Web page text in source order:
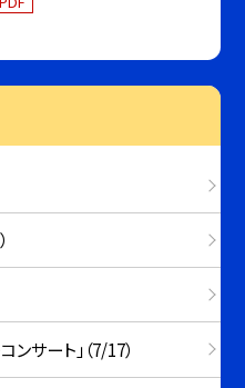
サート」（7/17）